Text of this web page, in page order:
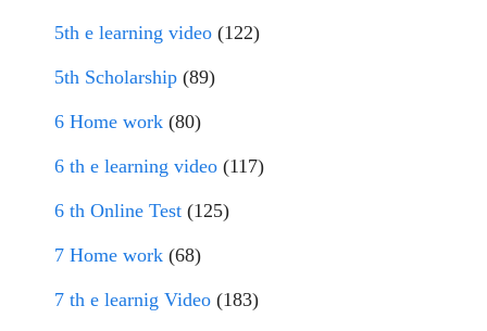
5th e learning video (122)
5th Scholarship (89)
6 Home work (80)
6 th e learning video (117)
6 th Online Test (125)
7 Home work (68)
7 th e learnig Video (183)